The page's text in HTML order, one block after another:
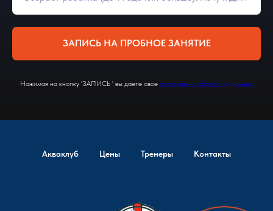
ЗАПИСЬ НА ПРОБНОЕ ЗАНЯТИЕ
Нажимая на кнопку 'ЗАПИСЬ ' вы даете свое согласие на обработку данных
Акваклуб Цены Тренеры Контакты